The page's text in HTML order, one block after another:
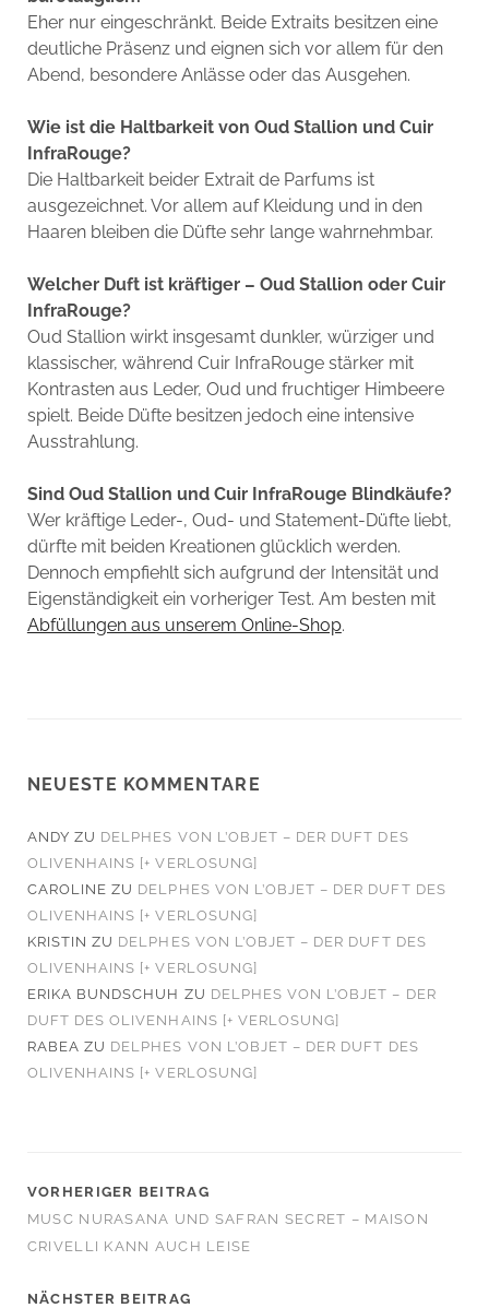
Eher nur eingeschränkt. Beide Extraits besitzen eine
deutliche Präsenz und eignen sich vor allem für den
Abend, besondere Anlässe oder das Ausgehen.
Wie ist die Haltbarkeit von Oud Stallion und Cuir
InfraRouge?
Die Haltbarkeit beider Extrait de Parfums ist
ausgezeichnet. Vor allem auf Kleidung und in den
Haaren bleiben die Düfte sehr lange wahrnehmbar.
Welcher Duft ist kräftiger – Oud Stallion oder Cuir
InfraRouge?
Oud Stallion wirkt insgesamt dunkler, würziger und
klassischer, während Cuir InfraRouge stärker mit
Kontrasten aus Leder, Oud und fruchtiger Himbeere
spielt. Beide Düfte besitzen jedoch eine intensive
Ausstrahlung.
Sind Oud Stallion und Cuir InfraRouge Blindkäufe?
Wer kräftige Leder-, Oud- und Statement-Düfte liebt,
dürfte mit beiden Kreationen glücklich werden.
Dennoch empfiehlt sich aufgrund der Intensität und
Eigenständigkeit ein vorheriger Test. Am besten mit
Abfüllungen aus unserem Online-Shop.
NEUESTE KOMMENTARE
ANDY ZU DELPHES VON L’OBJET – DER DUFT DES
OLIVENHAINS [+ VERLOSUNG]
CAROLINE ZU DELPHES VON L’OBJET – DER DUFT DES
OLIVENHAINS [+ VERLOSUNG]
KRISTIN ZU DELPHES VON L’OBJET – DER DUFT DES
OLIVENHAINS [+ VERLOSUNG]
ERIKA BUNDSCHUH ZU DELPHES VON L’OBJET – DER
DUFT DES OLIVENHAINS [+ VERLOSUNG]
RABEA ZU DELPHES VON L’OBJET – DER DUFT DES
OLIVENHAINS [+ VERLOSUNG]
VORHERIGER BEITRAG
MUSC NURASANA UND SAFRAN SECRET – MAISON
CRIVELLI KANN AUCH LEISE
NÄCHSTER BEITRAG